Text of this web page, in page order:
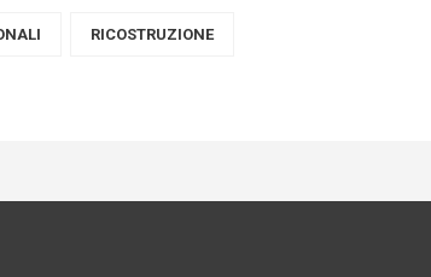
RICOSTRUZIONE